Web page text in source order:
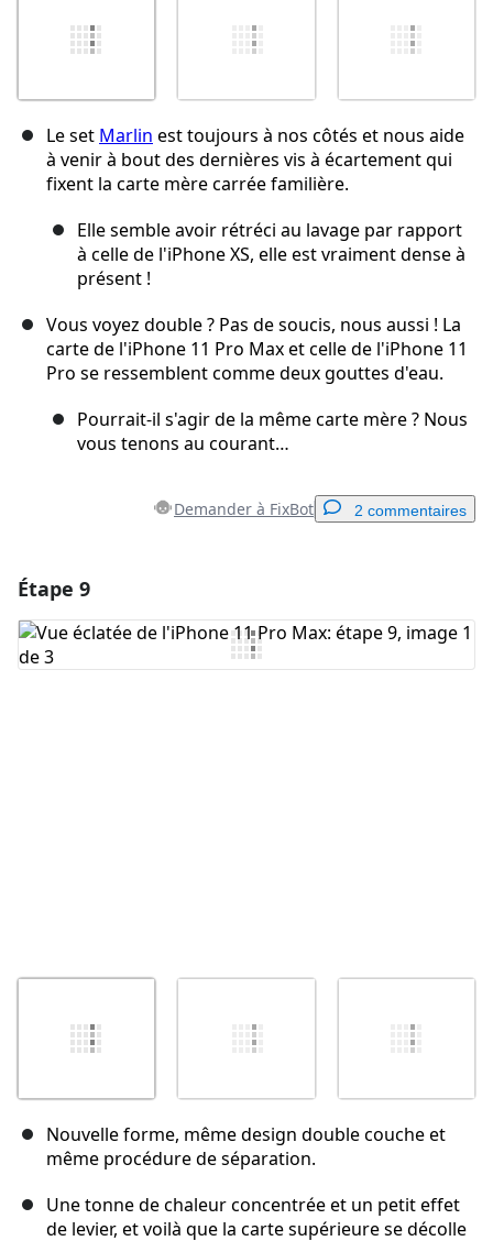
Le set Marlin est toujours à nos côtés et nous aide
à venir à bout des dernières vis à écartement qui
fixent la carte mère carrée familière.
Elle semble avoir rétréci au lavage par rapport
à celle de l'iPhone XS, elle est vraiment dense à
présent !
Vous voyez double ? Pas de soucis, nous aussi ! La
carte de l'iPhone 11 Pro Max et celle de l'iPhone 11
Pro se ressemblent comme deux gouttes d'eau.
Pourrait-il s'agir de la même carte mère ? Nous
vous tenons au courant…
Demander à FixBot 2 commentaires
Ajouter un commentaire
Étape 9
Nouvelle forme, même design double couche et
même procédure de séparation.
Une tonne de chaleur concentrée et un petit effet
de levier, et voilà que la carte supérieure se décolle